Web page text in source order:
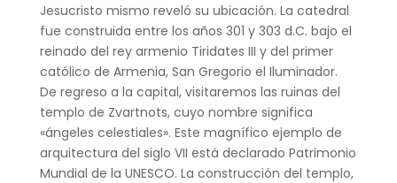
Jesucristo mismo reveló su ubicación. La catedral
fue construida entre los años 301 y 303 d.C. bajo el
reinado del rey armenio Tiridates III y del primer
católico de Armenia, San Gregorio el Iluminador.
De regreso a la capital, visitaremos las ruinas del
templo de Zvartnots, cuyo nombre significa
«ángeles celestiales». Este magnífico ejemplo de
arquitectura del siglo VII está declarado Patrimonio
Mundial de la UNESCO. La construcción del templo,